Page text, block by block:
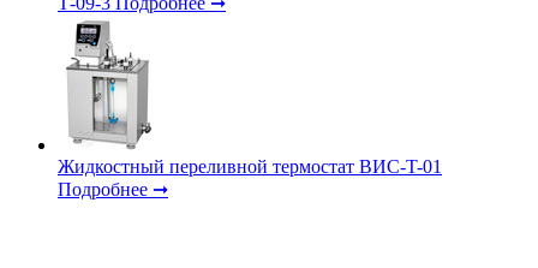
Жидкостный переливной термостат ВИС-T-01
Подробнее ➞